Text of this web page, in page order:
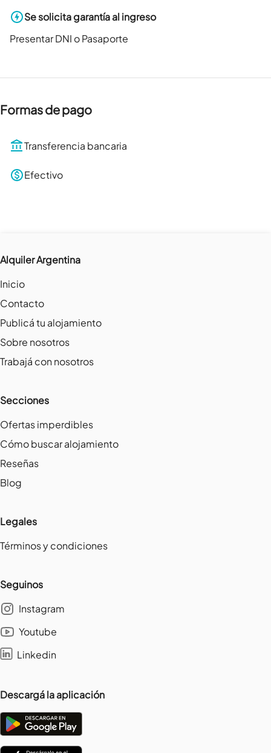
Se solicita garantía al ingreso
Presentar DNI o Pasaporte
Formas de pago
Transferencia bancaria
Efectivo
Alquiler Argentina
Inicio
Contacto
Publicá tu alojamiento
Sobre nosotros
Trabajá con nosotros
Secciones
Ofertas imperdibles
Cómo buscar alojamiento
Reseñas
Blog
Legales
Términos y condiciones
Seguinos
Instagram
Youtube
Linkedin
Descargá la aplicación